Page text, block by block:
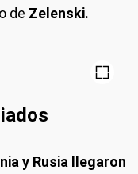
de Zelenski.
y Rusia llegaron